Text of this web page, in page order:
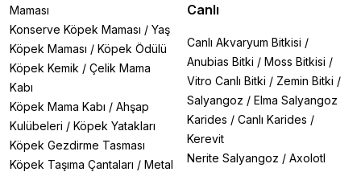
Maması
Konserve Köpek Maması / Yaş
Köpek Maması / Köpek Ödülü
Köpek Kemik / Çelik Mama
Kabı
Köpek Mama Kabı / Ahşap
Kulübeleri / Köpek Yatakları
Köpek Gezdirme Tasması
Köpek Taşıma Çantaları / Metal
Canlı
Canlı Akvaryum Bitkisi /
Anubias Bitki / Moss Bitkisi /
Vitro Canlı Bitki / Zemin Bitki /
Salyangoz / Elma Salyangoz
Karides / Canlı Karides /
Kerevit
Nerite Salyangoz / Axolotl